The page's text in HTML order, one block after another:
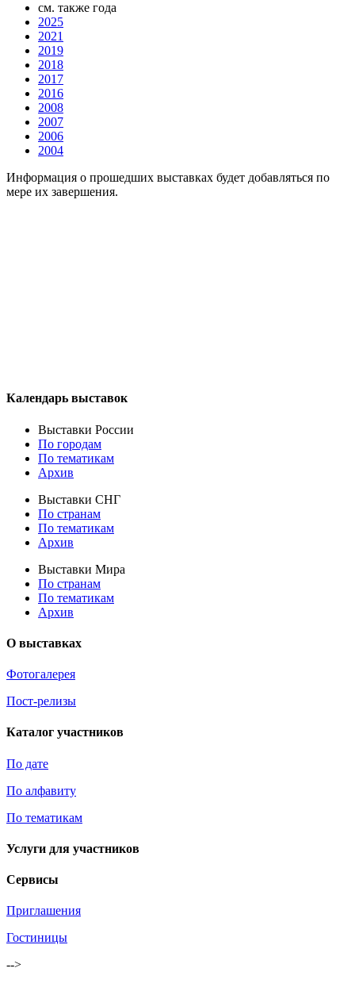
см. также года
2025
2021
2019
2018
2017
2016
2008
2007
2006
2004
Информация о прошедших выставках будет добавляться по
мере их завершения.
Календарь выставок
Выставки России
По городам
По тематикам
Архив
Выставки СНГ
По странам
По тематикам
Архив
Выставки Мира
По странам
По тематикам
Архив
О выставках
Фотогалерея
Пост-релизы
Каталог участников
По дате
По алфавиту
По тематикам
Услуги для участников
Сервисы
Приглашения
Гостиницы
-->